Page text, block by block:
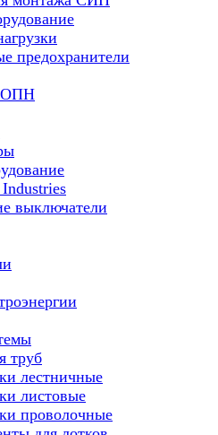
предохранители
ОПН
выключатели
труб
лестничные
листовые
проволочные